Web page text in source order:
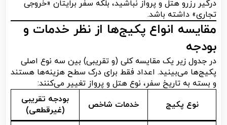
درگیر رزرو هتل و پرواز نباشید، بلکه سفر برایتان «خروجی
تجاری» داشته باشد.
مقایسه انواع پکیج‌ها از نظر خدمات و
بودجه
در جدول زیر یک مقایسه کلی (و تقریبی) بین سه نوع اصلی
پکیج‌ها می‌بینید. اعداد فقط برای درک سطح هزینه‌ها هستند
و بسته به تاریخ سفر، نوع هتل و پرواز تغییر می‌کنند:
نوع پکیج
خدمات شاخص
بودجه تقریبی
(غیرقطعی)